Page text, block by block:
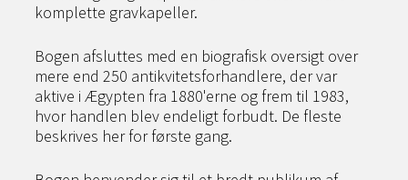
komplette gravkapeller.
Bogen afsluttes med en biografisk oversigt over
mere end 250 antikvitetsforhandlere, der var
aktive i Ægypten fra 1880'erne og frem til 1983,
hvor handlen blev endeligt forbudt. De fleste
beskrives her for første gang.